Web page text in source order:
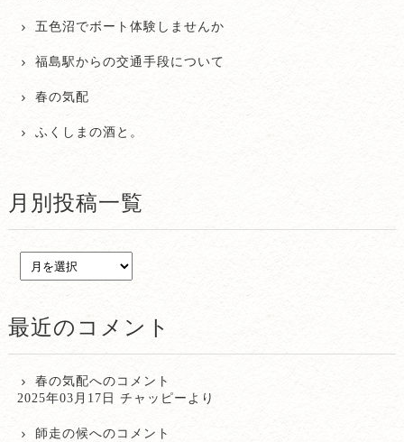
五色沼でボート体験しませんか
福島駅からの交通手段について
春の気配
ふくしまの酒と。
月別投稿一覧
最近のコメント
春の気配へのコメント
2025年03月17日 チャッピーより
師走の候へのコメント